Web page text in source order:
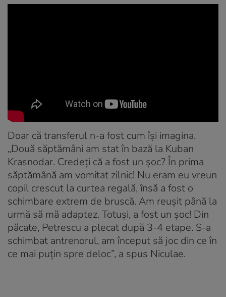
Doar că transferul n-a fost cum își imagina.
„Două săptămâni am stat în bază la Kuban
Krasnodar. Credeți că a fost un șoc? În prima
săptămână am vomitat zilnic! Nu eram eu vreun
copil crescut la curtea regală, însă a fost o
schimbare extrem de bruscă. Am reușit până la
urmă să mă adaptez. Totuși, a fost un șoc! Din
păcate, Petrescu a plecat după 3-4 etape. S-a
schimbat antrenorul, am început să joc din ce în
ce mai puțin spre deloc”, a spus Niculae.